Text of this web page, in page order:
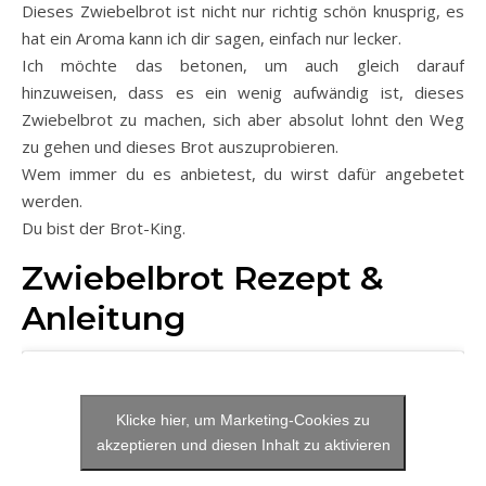
Dieses Zwiebelbrot ist nicht nur richtig schön knusprig, es
hat ein Aroma kann ich dir sagen, einfach nur lecker.
Ich möchte das betonen, um auch gleich darauf
hinzuweisen, dass es ein wenig aufwändig ist, dieses
Zwiebelbrot zu machen, sich aber absolut lohnt den Weg
zu gehen und dieses Brot auszuprobieren.
Wem immer du es anbietest, du wirst dafür angebetet
werden.
Du bist der Brot-King.
Zwiebelbrot Rezept &
Anleitung
Klicke hier, um Marketing-Cookies zu
akzeptieren und diesen Inhalt zu aktivieren